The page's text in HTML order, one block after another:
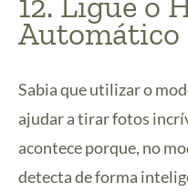
Automático
Sabia que utilizar o
ajudar a tirar fotos
acontece porque, no
detecta de forma